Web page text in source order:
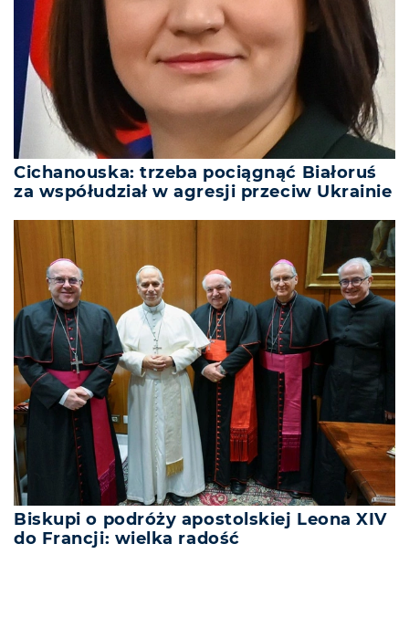
Cichanouska: trzeba pociągnąć Białoruś
za współudział w agresji przeciw Ukrainie
Biskupi o podróży apostolskiej Leona XIV
do Francji: wielka radość